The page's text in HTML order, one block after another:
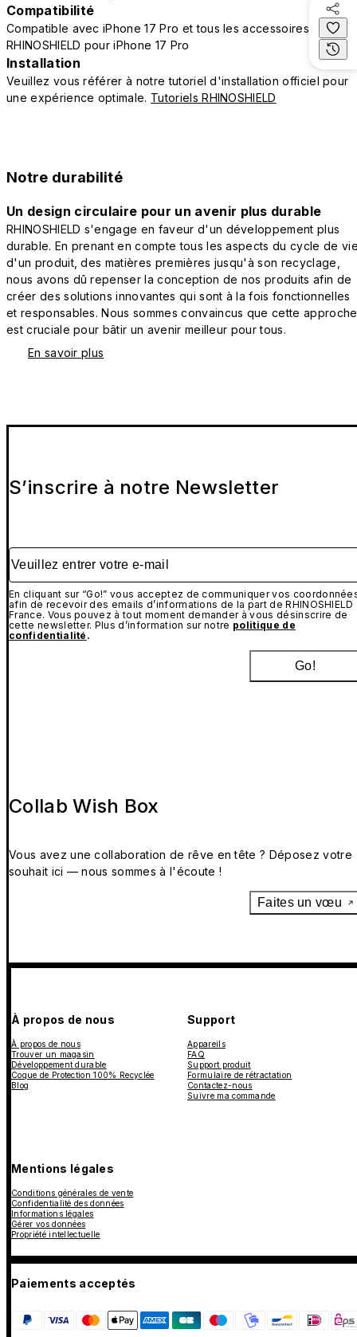
Compatibilité
Compatible avec iPhone 17 Pro et tous les accessoires
RHINOSHIELD pour iPhone 17 Pro
Installation
Veuillez vous référer à notre tutoriel d'installation officiel pour
une expérience optimale. Tutoriels RHINOSHIELD
Notre durabilité
Un design circulaire pour un avenir plus durable
RHINOSHIELD s'engage en faveur d'un développement plus
durable. En prenant en compte tous les aspects du cycle de
d'un produit, des matières premières jusqu'à son recyclage,
nous avons dû repenser la conception de nos produits afin de
créer des solutions innovantes qui sont à la fois fonctionnelles
et responsables. Nous sommes convaincus que cette approche
est cruciale pour bâtir un avenir meilleur pour tous.
En savoir plus
S’inscrire à notre Newsletter
Veuillez entrer votre e-mail
En cliquant sur “Go!” vous acceptez de communiquer vos
afin de recevoir des emails d’informations de la part de RHINOSHIELD
France. Vous pouvez à tout moment demander à vous désinscrire de
cette newsletter. Plus d’information sur notre politique de
confidentialité .
Go!
Collab Wish Box
Vous avez une collaboration de rêve en tête ? Déposez votre
souhait ici — nous sommes à l'écoute !
Faites un vœu
À propos de nous
À propos de nous
Trouver un magasin
Développement durable
Coque de Protection 100% Recyclée
Blog
Support
Appareils
FAQ
Support produit
Formulaire de rétractation
Contactez-nous
Suivre ma commande
Mentions légales
Conditions générales de vente
Confidentialité des données
Informations légales
Gérer vos données
Propriété intellectuelle
Paiements acceptés